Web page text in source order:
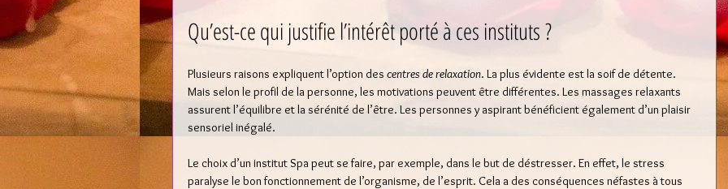
Qu’est-ce qui justifie l’intérêt porté à ces instituts ?
Plusieurs raisons expliquent l’option des centres de relaxation. La plus évidente est la soif de détente.
Mais selon le profil de la personne, les motivations peuvent être différentes. Les massages relaxants
assurent l’équilibre et la sérénité de l’être. Les personnes y aspirant bénéficient également d’un plaisir
sensoriel inégalé.
Le choix d’un institut Spa peut se faire, par exemple, dans le but de déstresser. En effet, le stress
paralyse le bon fonctionnement de l’organisme, de l’esprit. Cela a des conséquences néfastes à tous